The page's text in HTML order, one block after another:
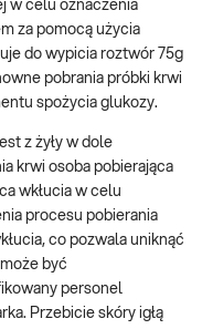
w celu oznaczenia
za pomocą użycia
do wypicia roztwór 75g
pobrania próbki krwi
spożycia glukozy.
z żyły w dole
krwi osoba pobierająca
wkłucia w celu
procesu pobierania
co pozwala uniknąć
być
personel
Przebicie skóry igłą